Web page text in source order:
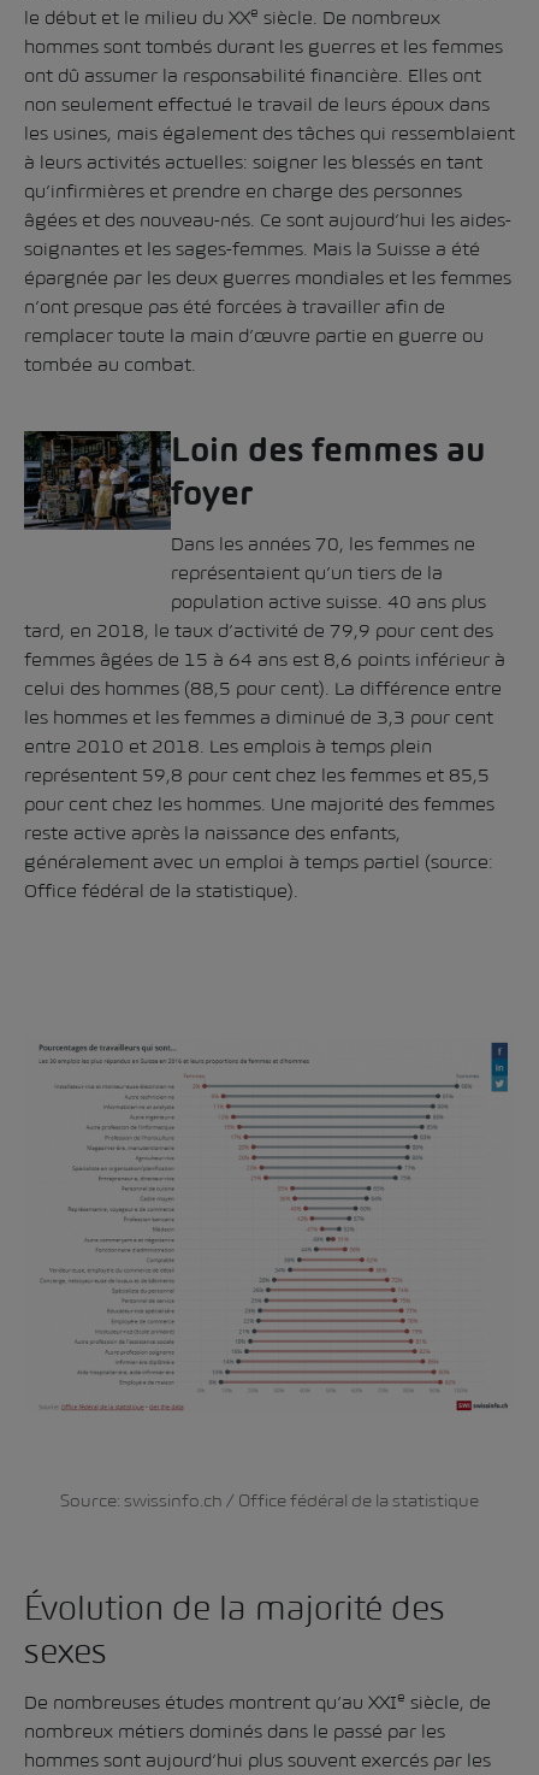
le début et le milieu du XXe siècle. De nombreux
hommes sont tombés durant les guerres et les femmes
ont dû assumer la responsabilité financière. Elles ont
non seulement effectué le travail de leurs époux dans
les usines, mais également des tâches qui ressemblaient
à leurs activités actuelles: soigner les blessés en tant
qu’infirmières et prendre en charge des personnes
âgées et des nouveau-nés. Ce sont aujourd’hui les aides-
soignantes et les sages-femmes. Mais la Suisse a été
épargnée par les deux guerres mondiales et les femmes
n’ont presque pas été forcées à travailler afin de
remplacer toute la main d’œuvre partie en guerre ou
tombée au combat.
Loin des femmes au
foyer
Dans les années 70, les femmes ne
représentaient qu’un tiers de la
population active suisse. 40 ans plus
tard, en 2018, le taux d’activité de 79,9 pour cent des
femmes âgées de 15 à 64 ans est 8,6 points inférieur à
celui des hommes (88,5 pour cent). La différence entre
les hommes et les femmes a diminué de 3,3 pour cent
entre 2010 et 2018. Les emplois à temps plein
représentent 59,8 pour cent chez les femmes et 85,5
pour cent chez les hommes. Une majorité des femmes
reste active après la naissance des enfants,
généralement avec un emploi à temps partiel (source:
Office fédéral de la statistique).
Source: swissinfo.ch / Office fédéral de la statistique
Évolution de la majorité des
sexes
De nombreuses études montrent qu’au XXIe siècle, de
nombreux métiers dominés dans le passé par les
hommes sont aujourd’hui plus souvent exercés par les